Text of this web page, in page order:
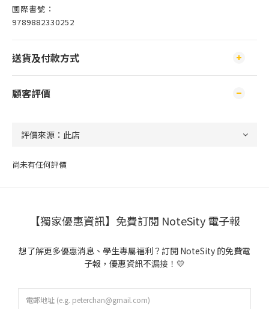
國際書號：
9789882330252
送貨及付款方式
顧客評價
尚未有任何評價
【獨家優惠資訊】免費訂閱 NoteSity 電子報
想了解更多優惠消息、學生專屬福利？訂閱 NoteSity 的免費電
子報，優惠資訊不漏接！💛